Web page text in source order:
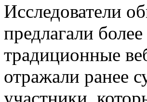
Исследователи
предлагали
традиционные
отражали ранее
участники,